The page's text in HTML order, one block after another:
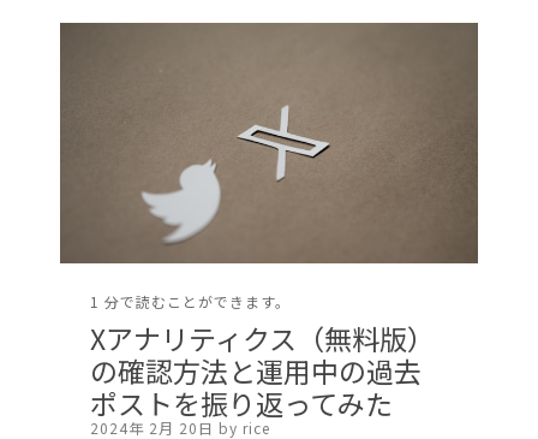
1 分で読むことができます。
Xアナリティクス（無料版）
の確認方法と運用中の過去
ポストを振り返ってみた
2024年 2月 20日 by rice